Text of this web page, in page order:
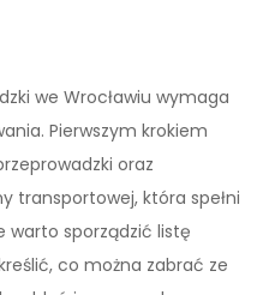
we Wrocławiu wymaga
Pierwszym krokiem
oraz
transportowej, która spełni
warto sporządzić listę
co można zabrać ze